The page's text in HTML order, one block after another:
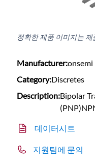
정확한 제품 이미지는
Manufacturer:onsemi
Category:Discretes
Description:Bipolar
데이터시트
지원팀에 문의